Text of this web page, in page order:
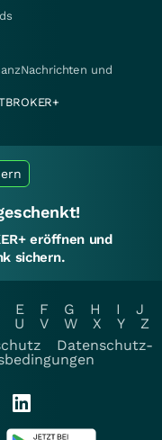
und
eröffnen und
sichern.
E F G H I
J
U V W X Y
Z
Datenschutz-